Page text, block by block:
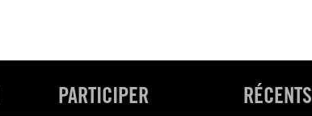
PARTICIPER RÉCENTS